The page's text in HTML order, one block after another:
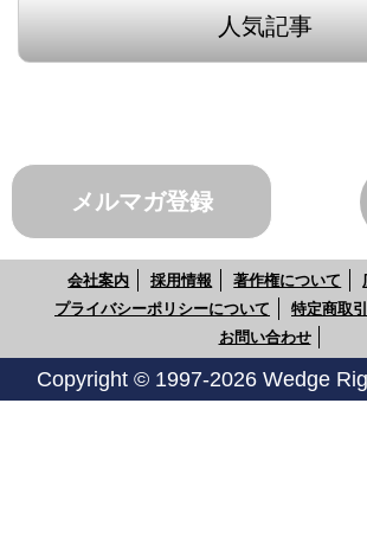
人気記事
メルマガ登録
会社案内 採用情報 著作権について
プライバシーポリシーについて
特定商取
お問い合わせ
Copyright © 1997-2026 Wedge